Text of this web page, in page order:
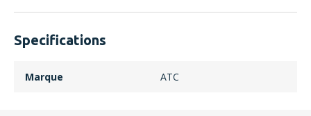
Specifications
Marque ATC